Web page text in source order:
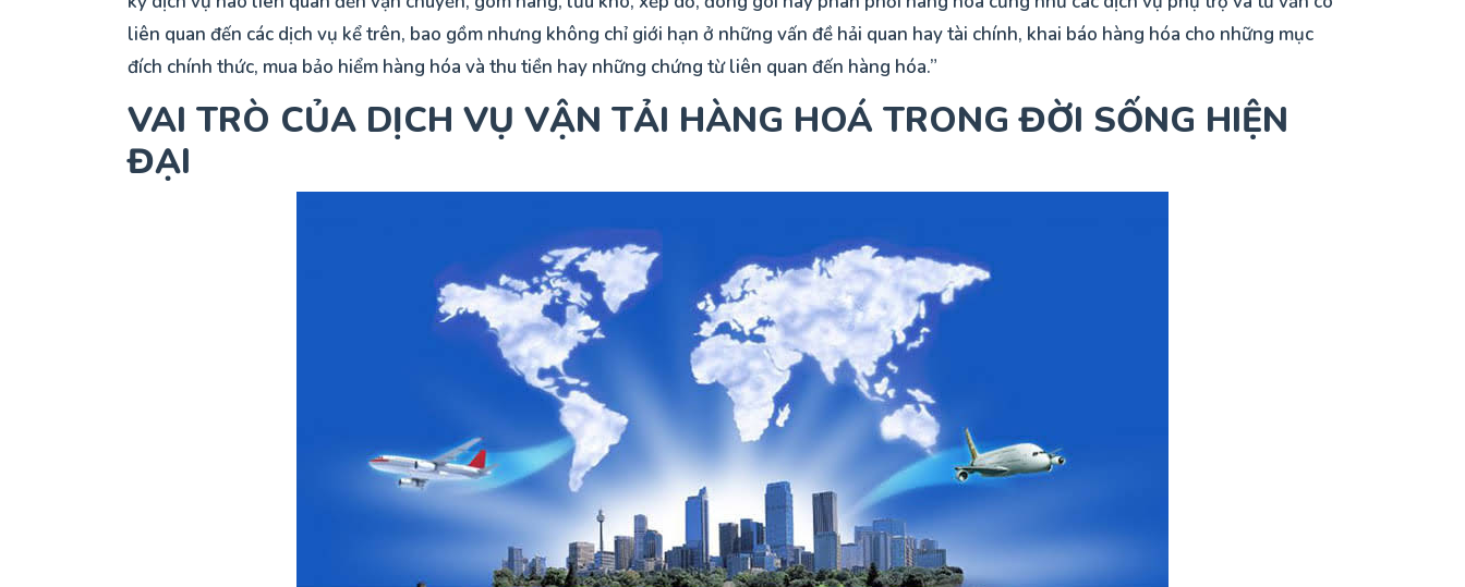
liên quan đến các dịch vụ kể trên, bao gồm nhưng không chỉ giới hạn ở những vấn đề hải quan hay tài chính, khai báo hàng hóa cho những mục
đích chính thức, mua bảo hiểm hàng hóa và thu tiền hay những chứng từ liên quan đến hàng hóa.”
VAI TRÒ CỦA DỊCH VỤ VẬN TẢI HÀNG HOÁ TRONG ĐỜI SỐNG HIỆN
ĐẠI